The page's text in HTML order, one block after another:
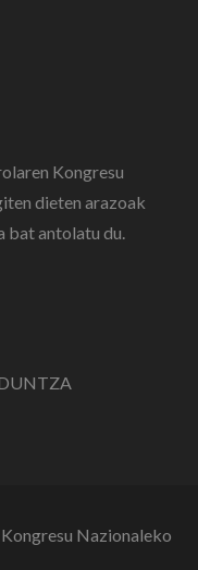
Kongresu
dieten arazoak
bat antolatu du.
Nazionaleko